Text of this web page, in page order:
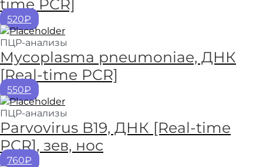
time PCR]
520₽
ПЦР-анализы
Mycoplasma pneumoniae, ДНК
[Real-time PCR]
550₽
ПЦР-анализы
Parvovirus B19, ДНК [Real-time
PCR], зев, нос
760₽